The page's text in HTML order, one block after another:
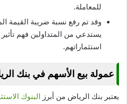
للمعاملة.
يستدعي من المتداولين فهم
استثماراتهم.
عمولة بيع الأسهم في بنك
يعتبر بنك الرياض من أبرز البنوك